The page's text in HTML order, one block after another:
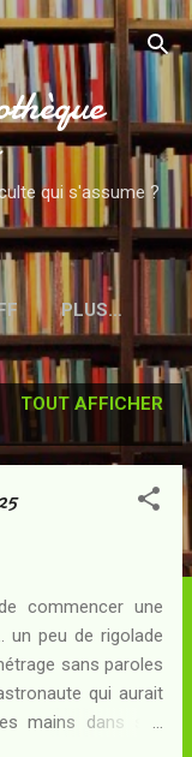
qui s'assume ?
PLUS…
TOUT AFFICHER
commencer une
un peu de rigolade
sans paroles
qui aurait
mains dans ses